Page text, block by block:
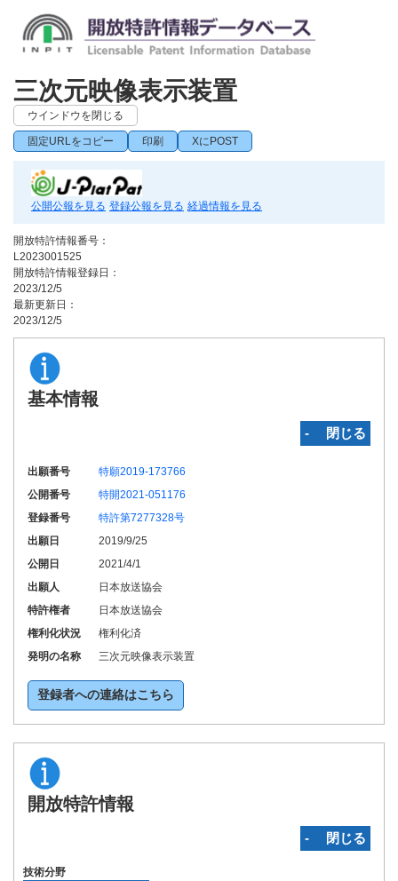
三次元映像表示装置
ウインドウを閉じる
固定URLをコピー 印刷 XにPOST
公開公報を見る 登録公報を見る 経過情報を見る
開放特許情報番号：
L2023001525
開放特許情報登録日：
2023/12/5
最新更新日：
2023/12/5
基本情報
‐ 閉じる
出願番号
特願2019-173766
公開番号
特開2021-051176
登録番号
特許第7277328号
出願日
2019/9/25
公開日
2021/4/1
出願人
日本放送協会
特許権者
日本放送協会
権利化状況
権利化済
発明の名称
三次元映像表示装置
登録者への連絡はこちら
開放特許情報
‐ 閉じる
技術分野